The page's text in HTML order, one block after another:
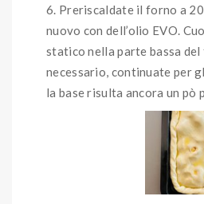
Preriscaldate il forno a
nuovo con dell’olio EVO.
statico nella parte bassa
necessario, continuate per
la base risulta ancora un pò